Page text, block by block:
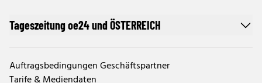
Tageszeitung oe24 und ÖSTERREICH
Auftragsbedingungen Geschäftspartner